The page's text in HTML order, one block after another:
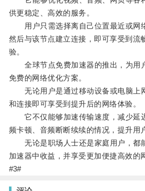
供更稳定、高效的服务。
用户只需选择离自己位置最近或网
然后与该节点建立连接，即可享受到流
验。
全球节点免费加速器的推出，为用户
免费的网络优化方案。
无论用户是通过移动设备或电脑上
和连接即可享受到提升后的网络体验。
它不仅能够加速传输速度，减少延
频卡顿、音频断断续续的情况，提升用
无论是职场人士还是家庭用户，都
加速器中收益，并享受更加便捷高效的
#3#